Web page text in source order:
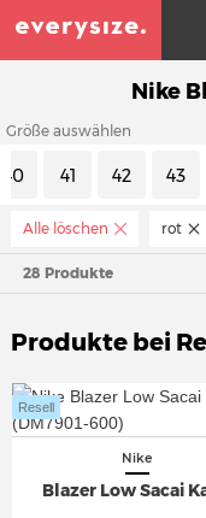
Nike
Größe auswählen
40 41 42 43
Alle löschen rot
28 Produkte
Produkte bei
Nike
Blazer Low Sacai
Resell